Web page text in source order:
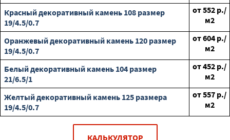
Красный декоративный камень 108 размер
19/4.5/0.7
от552 р./
м2
Оранжевый декоративный камень 120 размер
19/4.5/0.7
от604 р./
м2
Белый декоративный камень 104 размер
21/6.5/1
от452 р./
м2
Желтый декоративный камень 125 размера
19/4.5/0.7
от557 р./
м2
КАЛЬКУЛЯТОР